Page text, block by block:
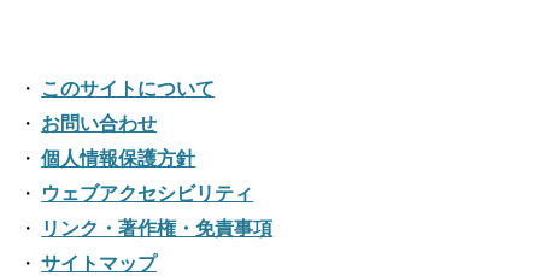
2024年01月
2023年02月
2023年01月
2022年03月
2022年02月
2021年04月
2021年03月
2021年02月
2020年05月
2020年04月
2020年03月
2019年07月
2019年06月
2019年05月
2018年08月
2018年07月
2018年06月
2018年05月
2017年08月
2017年07月
2017年06月
2016年10月
2016年09月
2016年08月
このサイトについて
お問い合わせ
個人情報保護方針
ウェブアクセシビリティ
リンク・著作権・免責事項
サイトマップ